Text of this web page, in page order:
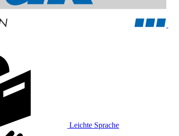
Leichte Sprache